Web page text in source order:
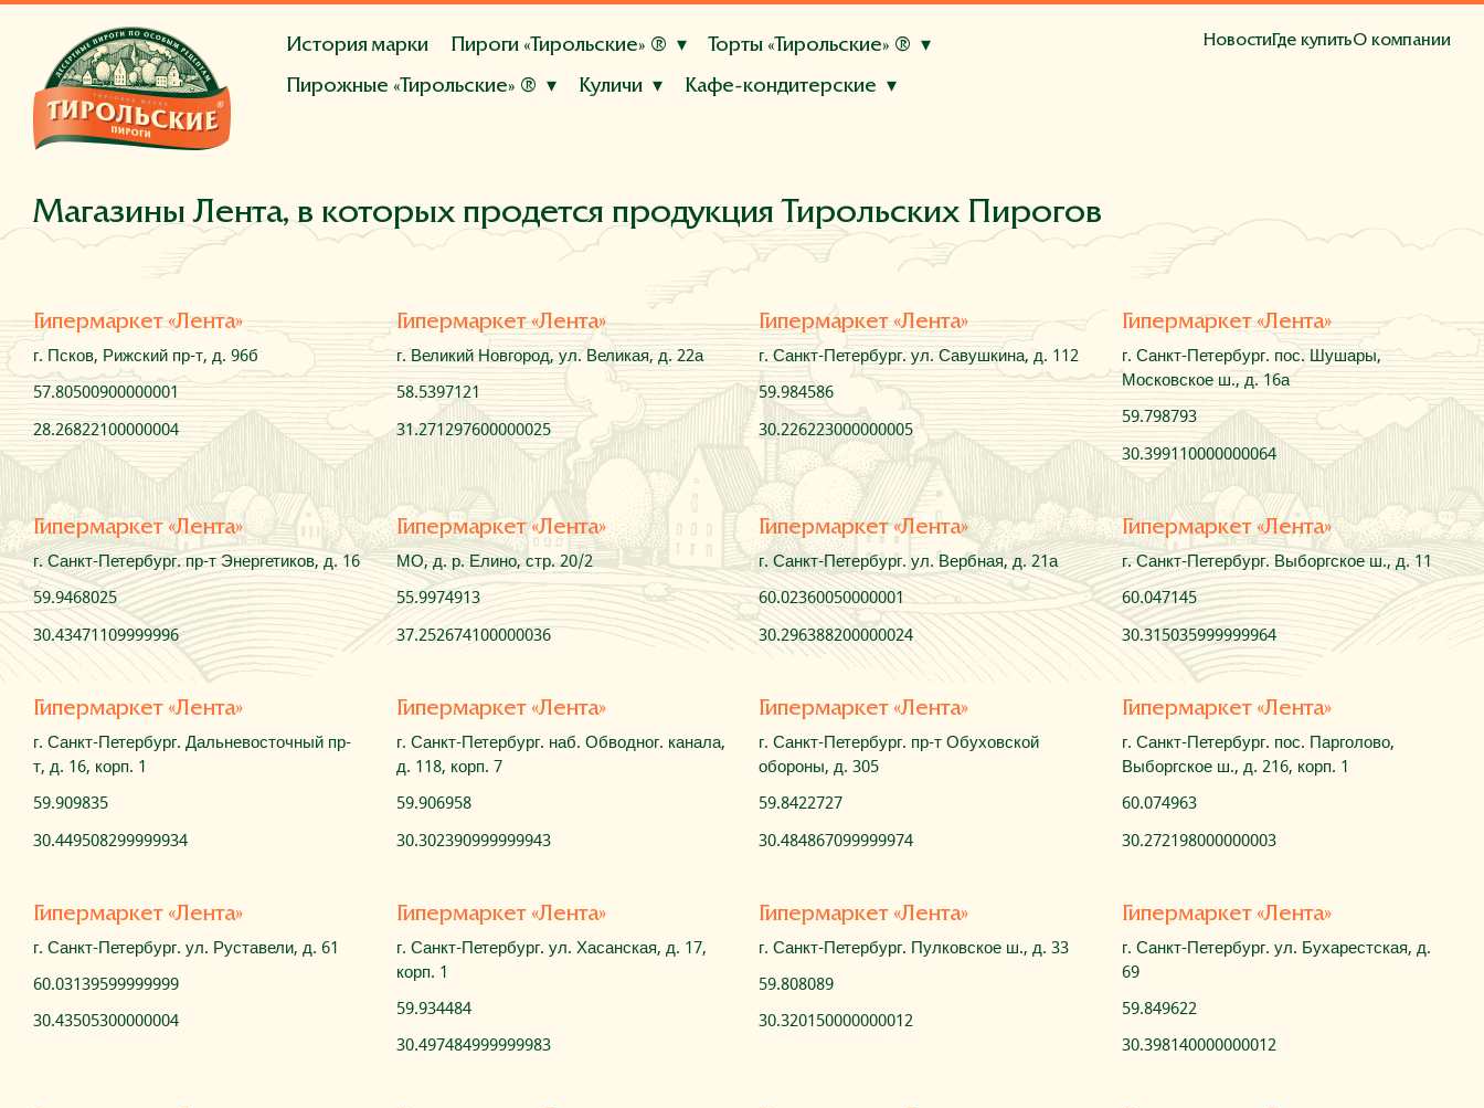
История марки Пироги «Тирольские» ®
Мини манго-маракуйяМини вишняМини клубника Мини летняя ягода
Клубника Вишня-клубника
Пирог Малиновый Пирог Клубничный Пирог Тропический Пирог Вишнёвый
Торты «Тирольские» ®
Пирожные «Тирольские» ®
КартошкаКольцо с творожным кремомТрубочка Эклер
Куличи Кафе-кондитерские
НовостиГде купитьО компании
Магазины Лента, в которых продется продукция Тирольских Пирогов
Гипермаркет «Лента»
г. Псков, Рижский пр-т, д. 96б
57.80500900000001
28.26822100000004
Гипермаркет «Лента»
г. Великий Новгород, ул. Великая, д. 22а
58.5397121
31.271297600000025
Гипермаркет «Лента»
г. Санкт-Петербург. ул. Савушкина, д. 112
59.984586
30.226223000000005
Гипермаркет «Лента»
г. Санкт-Петербург. пос. Шушары,
Московское ш., д. 16а
59.798793
30.399110000000064
Гипермаркет «Лента»
г. Санкт-Петербург. пр-т Энергетиков, д. 16
59.9468025
30.43471109999996
Гипермаркет «Лента»
МО, д. р. Елино, стр. 20/2
55.9974913
37.252674100000036
Гипермаркет «Лента»
г. Санкт-Петербург. ул. Вербная, д. 21а
60.02360050000001
30.296388200000024
Гипермаркет «Лента»
г. Санкт-Петербург. Выборгское ш., д. 11
60.047145
30.315035999999964
Гипермаркет «Лента»
г. Санкт-Петербург. Дальневосточный пр-
т, д. 16, корп. 1
59.909835
30.449508299999934
Гипермаркет «Лента»
г. Санкт-Петербург. наб. Обводног. канала,
д. 118, корп. 7
59.906958
30.302390999999943
Гипермаркет «Лента»
г. Санкт-Петербург. пр-т Обуховской
обороны, д. 305
59.8422727
30.484867099999974
Гипермаркет «Лента»
г. Санкт-Петербург. пос. Парголово,
Выборгское ш., д. 216, корп. 1
60.074963
30.272198000000003
Гипермаркет «Лента»
г. Санкт-Петербург. ул. Руставели, д. 61
60.03139599999999
30.43505300000004
Гипермаркет «Лента»
г. Санкт-Петербург. ул. Хасанская, д. 17,
корп. 1
59.934484
30.497484999999983
Гипермаркет «Лента»
г. Санкт-Петербург. Пулковское ш., д. 33
59.808089
30.320150000000012
Гипермаркет «Лента»
г. Санкт-Петербург. ул. Бухарестская, д.
69
59.849622
30.398140000000012